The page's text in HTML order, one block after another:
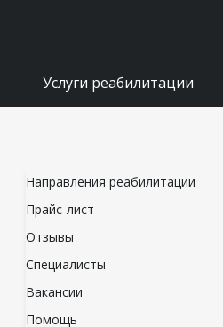
Услуги реабилитации
Направления реабилитации
Прайс-лист
Отзывы
Специалисты
Вакансии
Помощь